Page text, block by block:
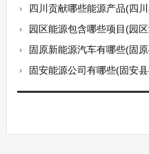
四川贡献哪些能源产品(四
园区能源包含哪些项目(园
固原新能源汽车有哪些(固
固安能源公司有哪些(固安